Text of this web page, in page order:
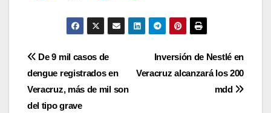
Navegación
de
Inversión de Nestlé en
Veracruz alcanzará los 200
mdd
De 9 mil casos de
dengue registrados en
Veracruz, más de mil son
del tipo grave